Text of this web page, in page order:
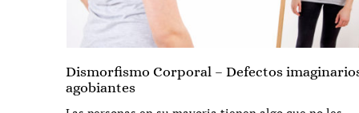
Dismorfismo Corporal – Defectos
agobiantes